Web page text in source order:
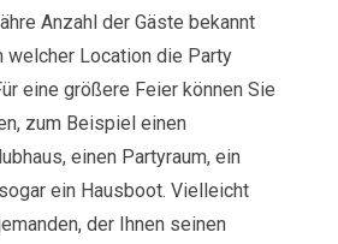
Anzahl der Gäste bekannt
welcher Location die Party
eine größere Feier können Sie
zum Beispiel einen
einen Partyraum, ein
ein Hausboot. Vielleicht
der Ihnen seinen